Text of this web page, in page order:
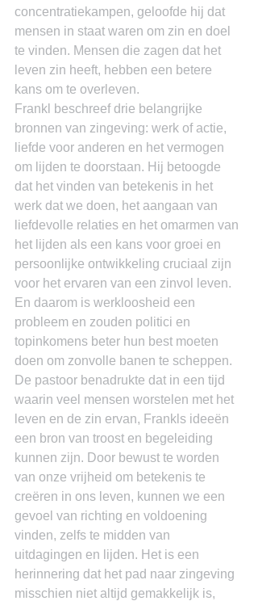
concentratiekampen, geloofde hij dat
mensen in staat waren om zin en doel
te vinden. Mensen die zagen dat het
leven zin heeft, hebben een betere
kans om te overleven.
Frankl beschreef drie belangrijke
bronnen van zingeving: werk of actie,
liefde voor anderen en het vermogen
om lijden te doorstaan. Hij betoogde
dat het vinden van betekenis in het
werk dat we doen, het aangaan van
liefdevolle relaties en het omarmen van
het lijden als een kans voor groei en
persoonlijke ontwikkeling cruciaal zijn
voor het ervaren van een zinvol leven.
En daarom is werkloosheid een
probleem en zouden politici en
topinkomens beter hun best moeten
doen om zonvolle banen te scheppen.
De pastoor benadrukte dat in een tijd
waarin veel mensen worstelen met het
leven en de zin ervan, Frankls ideeën
een bron van troost en begeleiding
kunnen zijn. Door bewust te worden
van onze vrijheid om betekenis te
creëren in ons leven, kunnen we een
gevoel van richting en voldoening
vinden, zelfs te midden van
uitdagingen en lijden. Het is een
herinnering dat het pad naar zingeving
misschien niet altijd gemakkelijk is,